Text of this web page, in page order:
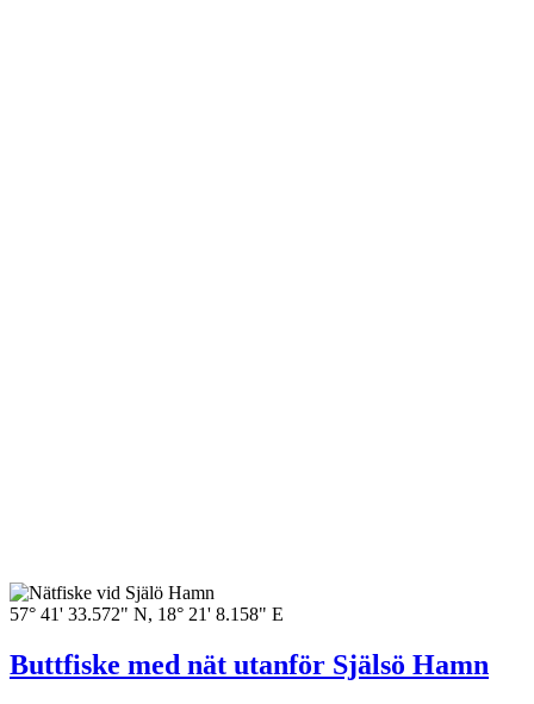
57° 41' 33.572" N, 18° 21' 8.158" E
Buttfiske med nät utanför Själsö Hamn